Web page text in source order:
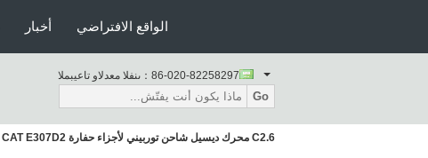
أخبار الواقع الافتراضي
المبيعات والدعم الفنى： 86-020-82258297
Go
C2.6 محرك ديسيل شاحن توربيني لأجزاء حفارة CAT E307D2